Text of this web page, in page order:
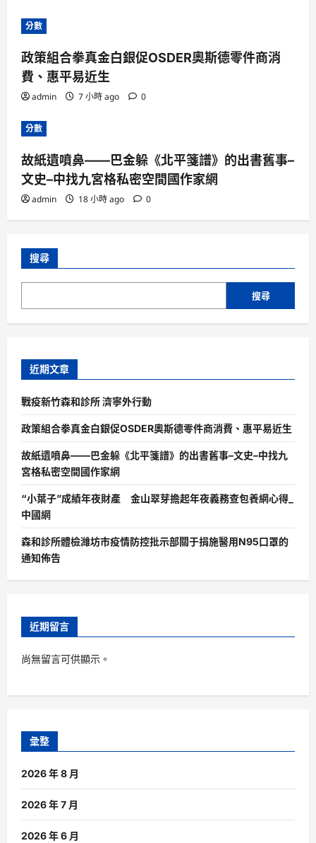
分數
政策組合拳真金白銀促OSDER奧斯德零件商消
費、惠平易近生
admin 7 小時 ago 0
分數
故紙遺噴鼻——巴金躲《北平箋譜》的出書舊事–
文史–中找九宮格私密空間國作家網
admin 18 小時 ago 0
搜尋
搜尋
近期文章
戰疫新竹森和診所 濟寧外行動
政策組合拳真金白銀促OSDER奧斯德零件商消費、惠平易近生
故紙遺噴鼻——巴金躲《北平箋譜》的出書舊事–文史–中找九
宮格私密空間國作家網
“小葉子”成績年夜財產 金山翠芽擔起年夜義務查包養網心得_
中國網
森和診所體檢濰坊市疫情防控批示部關于捐施醫用N95口罩的
通知佈告
近期留言
尚無留言可供顯示。
彙整
2026 年 8 月
2026 年 7 月
2026 年 6 月